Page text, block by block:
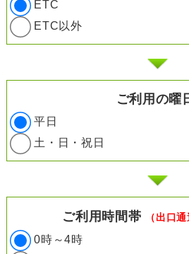
ETC
ETC以外
ご利用の曜
平日
土・日・祝日
ご利用時間帯 （出口
0時～4時